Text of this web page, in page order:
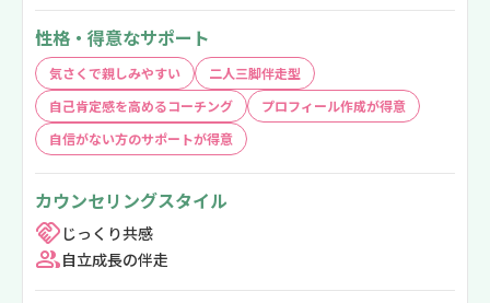
性格・得意なサポート
気さくで親しみやすい
二人三脚伴走型
自己肯定感を高めるコーチング
プロフィール作成が得意
自信がない方のサポートが得意
カウンセリングスタイル
じっくり共感
自立成長の伴走